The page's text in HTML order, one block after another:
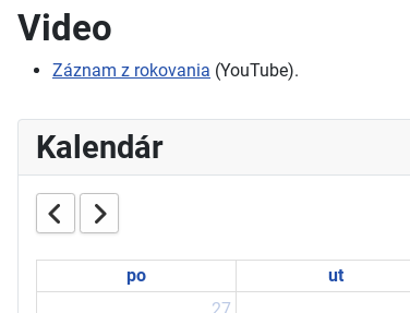
Video
Záznam z rokovania (YouTube).
Kalendár
po ut
27